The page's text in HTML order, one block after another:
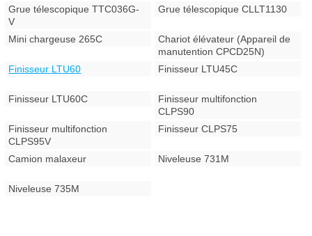
Grue télescopique TTC036G-
V
Grue télescopique CLLT1130
Mini chargeuse 265C
Chariot élévateur (Appareil de
manutention CPCD25N)
Finisseur LTU60
Finisseur LTU45C
Finisseur LTU60C
Finisseur multifonction
CLPS90
Finisseur multifonction
CLPS95V
Finisseur CLPS75
Camion malaxeur Niveleuse 731M
Niveleuse 735M